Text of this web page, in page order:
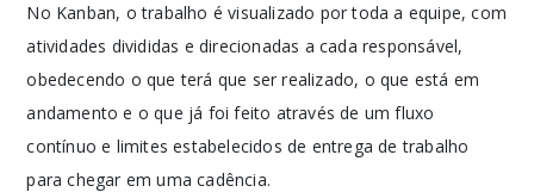
No Kanban, o trabalho é visualizado por toda a equipe, com
atividades divididas e direcionadas a cada responsável,
obedecendo o que terá que ser realizado, o que está em
andamento e o que já foi feito através de um fluxo
contínuo e limites estabelecidos de entrega de trabalho
para chegar em uma cadência.